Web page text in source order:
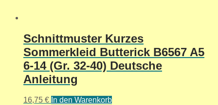
Schnittmuster Kurzes
Sommerkleid Butterick B6567 A5
6-14 (Gr. 32-40) Deutsche
Anleitung
16,75 € In den Warenkorb